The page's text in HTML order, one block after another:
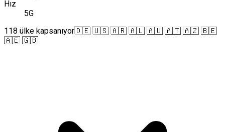
Hız
5G
118 ülke kapsanıyor🇩🇪 🇺🇸 🇦🇷 🇦🇱 🇦🇺 🇦🇹 🇦🇿 🇧🇪
🇦🇪 🇬🇧